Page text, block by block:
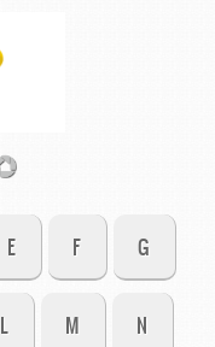
E F G
L M N